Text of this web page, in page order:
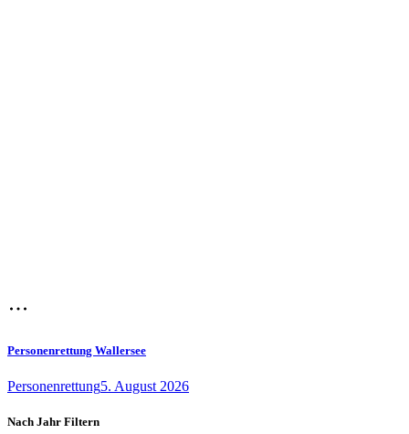
Personenrettung Wallersee
Personenrettung5. August 2026
Nach Jahr Filtern